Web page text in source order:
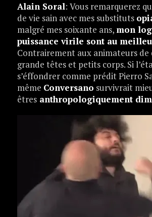
Alain Soral: Vous remarquerez
de vie sain avec mes substituts
malgré mes soixante ans, mon
puissance virile sont au
Contrairement aux animateurs de
grande têtes et petits corps. Si
s’éffondrer comme prédit Pierro
même Conversano survivrait
êtresanthropologiquement